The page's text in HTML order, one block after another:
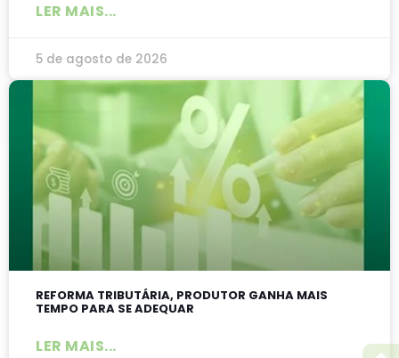
LER MAIS...
5 de agosto de 2026
REFORMA TRIBUTÁRIA, PRODUTOR GANHA MAIS
TEMPO PARA SE ADEQUAR
LER MAIS...